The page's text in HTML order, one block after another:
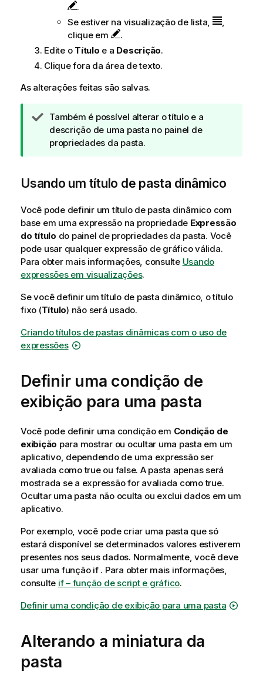
.
Se estiver na visualização de lista,
,
clique em
.
Edite o Título e a Descrição.
Clique fora da área de texto.
As alterações feitas são salvas.
N
o
t
e
i
c
a
Também é possível alterar o título e a
descrição de uma pasta no painel de
propriedades da pasta.
Usando um título de pasta dinâmico
Você pode definir um título de pasta dinâmico com
base em uma expressão na propriedade Expressão
do título do painel de propriedades da pasta. Você
pode usar qualquer expressão de gráfico válida.
Para obter mais informações, consulte Usando
expressões em visualizações.
Se você definir um título de pasta dinâmico, o título
fixo (Título) não será usado.
Criando títulos de pastas dinâmicas com o uso de
expressões
Definir uma condição de
exibição para uma pasta
Você pode definir uma condição em Condição de
exibição para mostrar ou ocultar uma pasta em um
aplicativo, dependendo de uma expressão ser
avaliada como true ou false. A pasta apenas será
mostrada se a expressão for avaliada como true.
Ocultar uma pasta não oculta ou exclui dados em um
aplicativo.
Por exemplo, você pode criar uma pasta que só
estará disponível se determinados valores estiverem
presentes nos seus dados. Normalmente, você deve
usar uma função if. Para obter mais informações,
consulte if – função de script e gráfico.
Definir uma condição de exibição para uma pasta
Alterando a miniatura da
pasta